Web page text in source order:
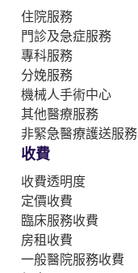
住院服務
門診及急症服務
專科服務
分娩服務
機械人手術中心
其他醫療服務
非緊急醫療護送服務
收費
收費透明度
定價收費
臨床服務收費
房租收費
一般醫院服務收費